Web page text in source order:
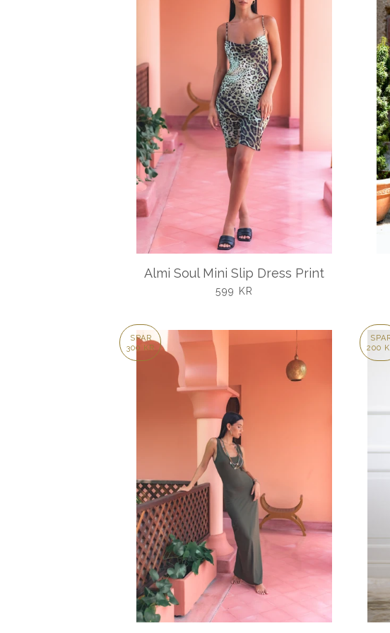
Almi Soul Mini Slip Dress Print
UDSALGSPRIS
599 KR
SPAR
300 KR
200